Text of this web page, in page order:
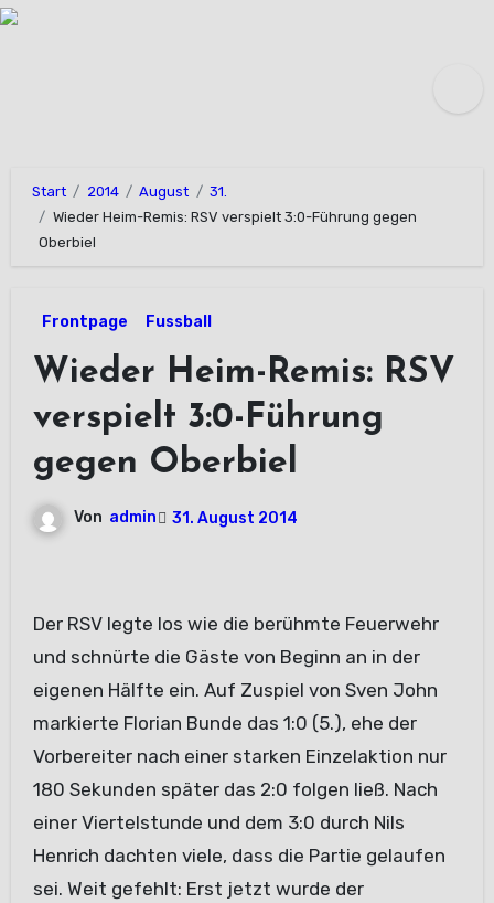
Zum
Start 2014 August
31.
Wieder Heim-Remis: RSV verspielt 3:0-Führung gegen
Oberbiel
Frontpage Fussball
Wieder Heim-Remis: RSV
verspielt 3:0-Führung
gegen Oberbiel
Von admin 31. August 2014
Der RSV legte los wie die berühmte Feuerwehr
und schnürte die Gäste von Beginn an in der
eigenen Hälfte ein. Auf Zuspiel von Sven John
markierte Florian Bunde das 1:0 (5.), ehe der
Vorbereiter nach einer starken Einzelaktion nur
180 Sekunden später das 2:0 folgen ließ. Nach
einer Viertelstunde und dem 3:0 durch Nils
Henrich dachten viele, dass die Partie gelaufen
sei. Weit gefehlt: Erst jetzt wurde der